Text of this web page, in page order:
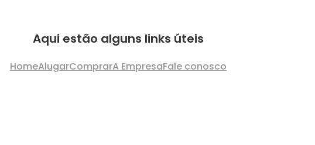
Aqui estão alguns links úteis
HomeAlugarComprarA EmpresaFale conosco